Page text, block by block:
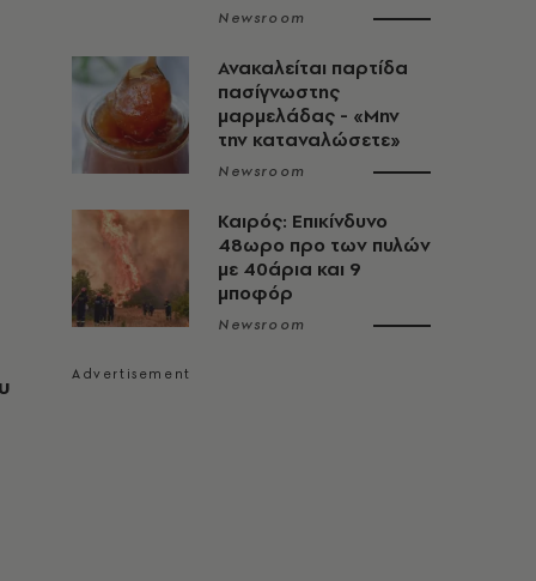
Newsroom
Ανακαλείται παρτίδα
πασίγνωστης
μαρμελάδας - «Μην
την καταναλώσετε»
Newsroom
Καιρός: Επικίνδυνο
48ωρο προ των πυλών
με 40άρια και 9
μποφόρ
Newsroom